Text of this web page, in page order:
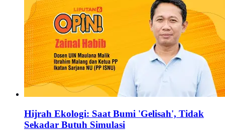
Hijrah Ekologi: Saat Bumi 'Gelisah', Tidak
Sekadar Butuh Simulasi